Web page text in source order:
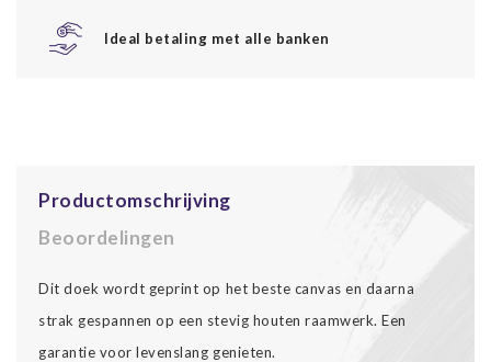
Ideal betaling met alle banken
Productomschrijving
Beoordelingen
Dit doek wordt geprint op het beste canvas en daarna
strak gespannen op een stevig houten raamwerk. Een
garantie voor levenslang genieten.